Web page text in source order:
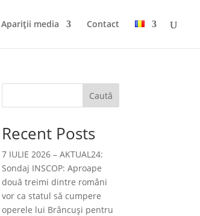
Apariții media Contact
Caută
Recent Posts
7 IULIE 2026 – AKTUAL24:
Sondaj INSCOP: Aproape
două treimi dintre români
vor ca statul să cumpere
operele lui Brâncuşi pentru